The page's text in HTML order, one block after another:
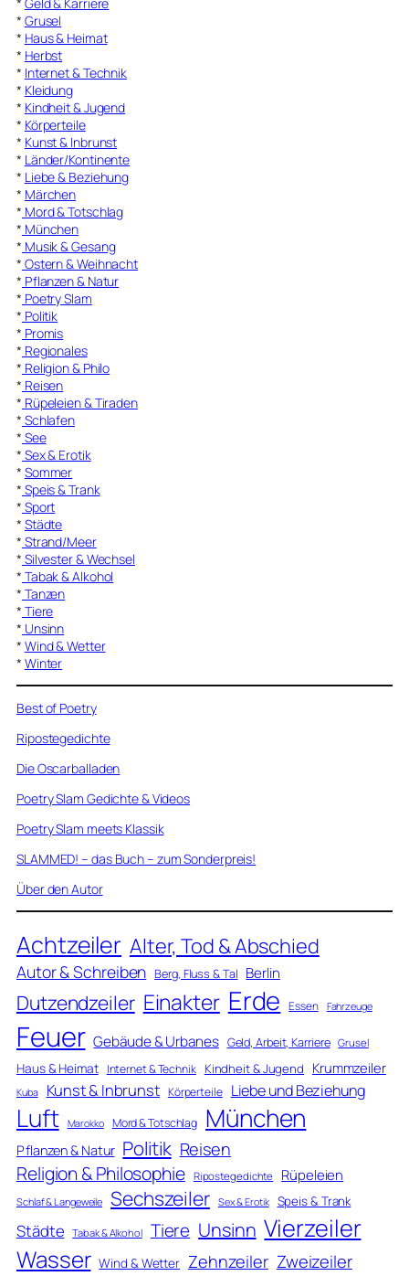
* Grusel
* Haus & Heimat
* Herbst
* Internet & Technik
* Kleidung
* Kindheit & Jugend
* Körperteile
* Kunst & Inbrunst
* Länder/Kontinente
* Liebe & Beziehung
* Märchen
* Mord & Totschlag
* München
* Musik & Gesang
* Ostern & Weihnacht
* Pflanzen & Natur
* Poetry Slam
* Politik
* Promis
* Regionales
* Religion & Philo
* Reisen
* Rüpeleien & Tiraden
* Schlafen
* See
* Sex & Erotik
* Sommer
* Speis & Trank
* Sport
* Städte
* Strand/Meer
* Silvester & Wechsel
* Tabak & Alkohol
* Tanzen
* Tiere
* Unsinn
* Wind & Wetter
* Winter
Best of Poetry
Ripostegedichte
Die Oscarballaden
Poetry Slam Gedichte & Videos
Poetry Slam meets Klassik
SLAMMED! – das Buch – zum Sonderpreis!
Über den Autor
Achtzeiler Alter, Tod & Abschied
Autor & Schreiben Berg, Fluss & Tal Berlin
Dutzendzeiler Einakter Erde Essen Fahrzeuge
Feuer Gebäude & Urbanes Geld, Arbeit, Karriere Grusel
Haus & Heimat Internet & Technik Kindheit & Jugend Krummzeiler
Kuba Kunst & Inbrunst Körperteile Liebe und Beziehung
Luft Marokko Mord & Totschlag München
Pflanzen & Natur Politik Reisen
Religion & Philosophie Ripostegedichte Rüpeleien
Schlaf & Langeweile Sechszeiler Sex & Erotik Speis & Trank
Städte Tabak & Alkohol Tiere Unsinn Vierzeiler
Wasser Wind & Wetter Zehnzeiler Zweizeiler